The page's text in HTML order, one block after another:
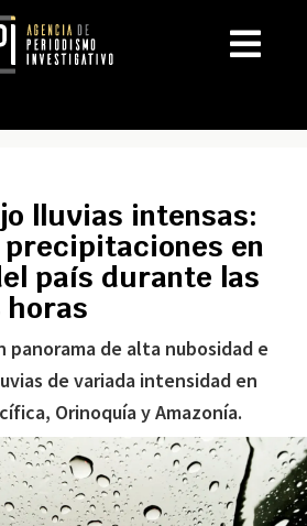
lluvias intensas:
en
país durante las
horas
panorama de alta nubosidad e
de variada intensidad en
Orinoquía y Amazonía.